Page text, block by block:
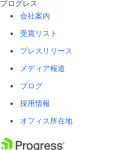
プログレス
会社案内
受賞リスト
プレスリリース
メディア報道
ブログ
採用情報
オフィス所在地